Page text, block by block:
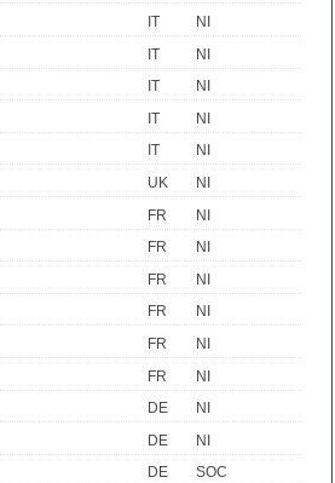
IT
NI
IT
NI
IT
NI
IT
NI
IT
NI
UK
NI
FR
NI
FR
NI
FR
NI
FR
NI
FR
NI
FR
NI
DE
NI
DE
NI
DE
SOC